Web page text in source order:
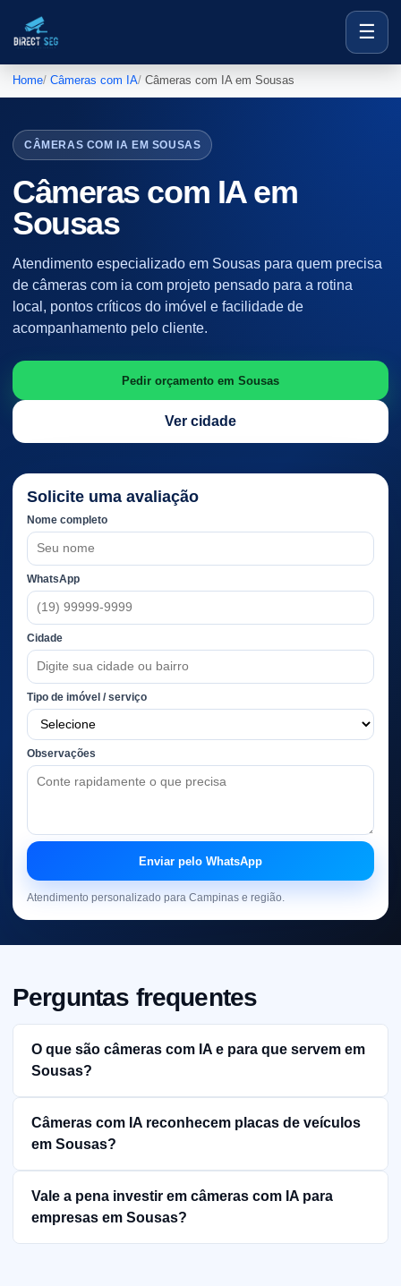
☰
Home Câmeras com IA Câmeras com IA em Sousas
CÂMERAS COM IA EM SOUSAS
Câmeras com IA em
Sousas
Atendimento especializado em Sousas para quem precisa
de câmeras com ia com projeto pensado para a rotina
local, pontos críticos do imóvel e facilidade de
acompanhamento pelo cliente.
Pedir orçamento em Sousas
Ver cidade
Solicite uma avaliação
Nome completo
WhatsApp
Cidade
Tipo de imóvel / serviço
Observações
Enviar pelo WhatsApp
Atendimento personalizado para Campinas e região.
Perguntas frequentes
O que são câmeras com IA e para que servem em
Sousas?
Câmeras com IA reconhecem placas de veículos
em Sousas?
Vale a pena investir em câmeras com IA para
empresas em Sousas?